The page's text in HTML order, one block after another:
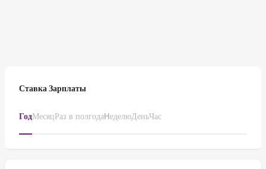
Ставка Зарплаты
ГодМесяцРаз в полгодаHеделюДеньЧас